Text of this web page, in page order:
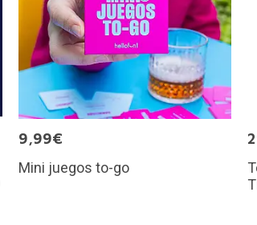
9,99€
Mini juegos to-go